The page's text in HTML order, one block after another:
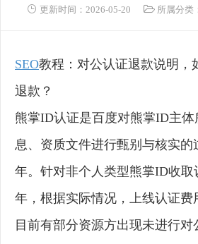
更新时间：2026-05-20 所属分类：
SEO教程：对公认证退款说明，
退款？
熊掌ID认证是百度对熊掌ID主体
息、资质文件进行甄别与核实的
年。针对非个人类型熊掌ID收取
年，根据实际情况，上线认证费
目前有部分资源方出现未进行